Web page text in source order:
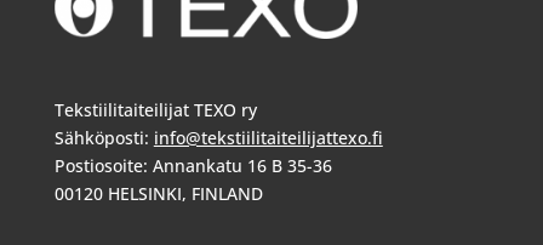
Tekstiilitaiteilijat TEXO ry
Sähköposti: info@tekstiilitaiteilijattexo.fi
Postiosoite: Annankatu 16 B 35-36
00120 HELSINKI, FINLAND